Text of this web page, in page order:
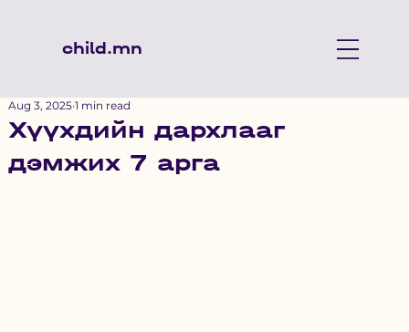
child.mn
Хүүхдийн дархлааг
дэмжих 7 арга
Aug 3, 2025 1 min read